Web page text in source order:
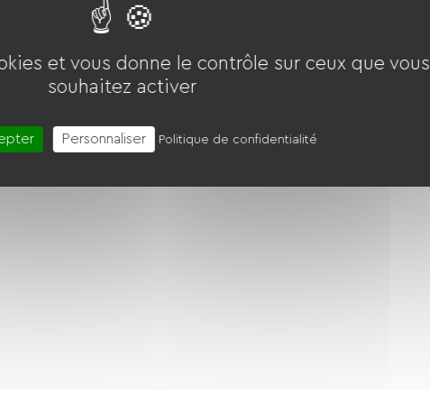
et vous donne le contrôle sur ceux que vous
souhaitez activer
Personnaliser Politique de confidentialité